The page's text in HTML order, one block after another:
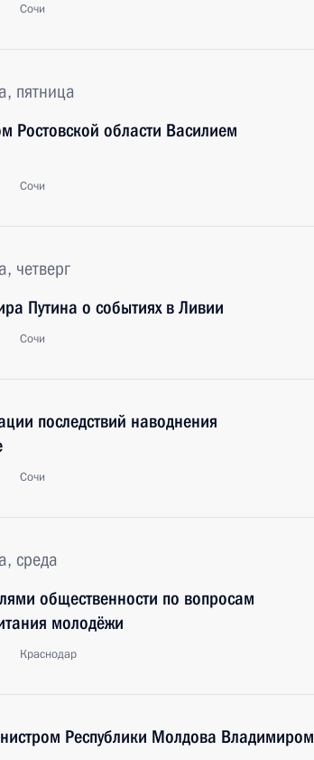
Сочи
пятница
Ростовской области Василием
Сочи
четверг
Путина о событиях в Ливии
Сочи
последствий наводнения
Сочи
среда
общественности по вопросам
молодёжи
Краснодар
Республики Молдова Владимиром